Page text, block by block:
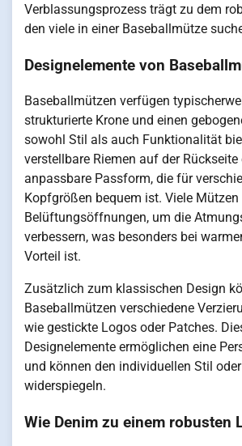
Verblassungsprozess trägt zu dem
den viele in einer Baseballmütze
Designelemente von
Baseballmützen verfügen
strukturierte Krone und einen
sowohl Stil als auch Funktionalität
verstellbare Riemen auf der
anpassbare Passform, die für
Kopfgrößen bequem ist. Viele
Belüftungsöffnungen, um die
verbessern, was besonders bei
Vorteil ist.
Zusätzlich zum klassischen Design
Baseballmützen verschiedene
wie gestickte Logos oder Patches.
Designelemente ermöglichen eine
und können den individuellen Stil
widerspiegeln.
Wie Denim zu einem robusten